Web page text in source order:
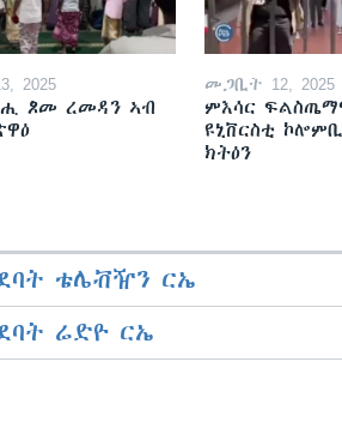
2025
ጾመ ረመዳን ኣብ
መጋቢት 12, 2025
ምእሳር
ዩኒቨርስቲ
ክትዕን
ቴሌቭዥን ርኤ
ሬድዮ ርኤ